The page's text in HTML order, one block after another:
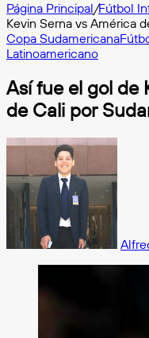
Página Principal/Fútbol
Kevin Serna vs América
Copa Sudamericana
Latinoamericano
Así fue el gol de
de Cali por